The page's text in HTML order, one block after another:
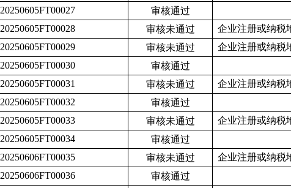
20250605FT00027
审核通过
20250605FT00028 审核未通过
企业注册或纳税
20250605FT00029 审核未通过
企业注册或纳税
20250605FT00030
审核通过
20250605FT00031 审核未通过
企业注册或纳税
20250605FT00032
审核通过
20250605FT00033 审核未通过
企业注册或纳税
20250605FT00034
审核通过
20250606FT00035 审核未通过
企业注册或纳税
20250606FT00036
审核通过